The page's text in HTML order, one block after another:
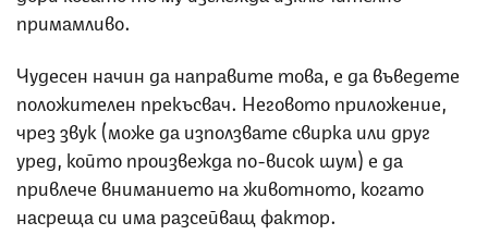
примамливо.
Чудесен начин да направите това, е да въведете
положителен прекъсвач. Неговото приложение,
чрез звук (може да използвате свирка или друг
уред, който произвежда по-висок шум) е да
привлече вниманието на животното, когато
насреща си има разсейващ фактор.